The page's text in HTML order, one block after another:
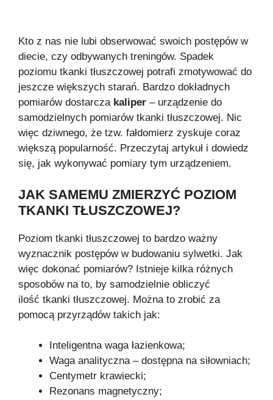
Kto z nas nie lubi obserwować swoich postępów w
diecie, czy odbywanych treningów. Spadek
poziomu tkanki tłuszczowej potrafi zmotywować do
jeszcze większych starań. Bardzo dokładnych
pomiarów dostarcza kaliper – urządzenie do
samodzielnych pomiarów tkanki tłuszczowej. Nic
więc dziwnego, że tzw. fałdomierz zyskuje coraz
większą popularność. Przeczytaj artykuł i dowiedz
się, jak wykonywać pomiary tym urządzeniem.
JAK SAMEMU ZMIERZYĆ POZIOM
TKANKI TŁUSZCZOWEJ?
Poziom tkanki tłuszczowej to bardzo ważny
wyznacznik postępów w budowaniu sylwetki. Jak
więc dokonać pomiarów? Istnieje kilka różnych
sposobów na to, by samodzielnie obliczyć
ilość tkanki tłuszczowej. Można to zrobić za
pomocą przyrządów takich jak:
Inteligentna waga łazienkowa;
Waga analityczna – dostępna na siłowniach;
Centymetr krawiecki;
Rezonans magnetyczny;